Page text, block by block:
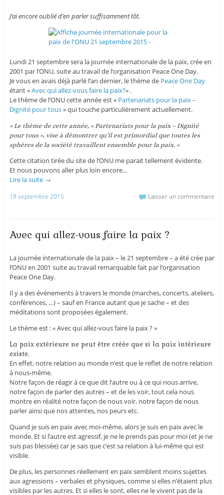
J’ai encore oublié d’en parler suffisamment tôt.
Lundi 21 septembre sera la journée internationale de la paix, crée en
2001 par l’ONU, suite au travail de l’organisation Peace One Day.
Je vous en avais déjà parlé l’an dernier, le thème de Peace One Day
étant «Avec qui allez-vous faire la paix?« .
Le thème de l’ONU cette année est « Partenariats pour la paix –
Dignité pour tous» qui touche particulièrement actuellement.
« Le thème de cette année, « Partenariats pour la paix – Dignité
pour tous », vise à démontrer qu’il est primordial que toutes les
sphères de la société travaillent ensemble pour la paix. »
Cette citation tirée du site de l’ONU me parait tellement évidente.
Et nous pouvons aller plus loin encore…
Lire la suite →
18 septembre 2015 Laisser un commentaire
Avec qui allez-vous faire la paix ?
La journée internationale de la paix – le 21 septembre – a été crée par
l’ONU en 2001 suite au travail remarquable fait par l’organisation
Peace One Day.
Il y a des événements à travers le monde (marches, concerts, ateliers,
conférences, …) – sauf en France autant que je sache – et des
méditations sont proposées également.
Le thème est : « Avec qui allez-vous faire la paix ? »
La paix extérieure ne peut être créée que si la paix intérieure
existe.
En effet, notre relation au monde n’est que le reflet de notre relation
à nous-même.
Notre façon de réagir à ce que dit l’autre ou à ce qui nous arrive,
notre façon de parler des autres – et de les voir, tout cela nous
montre en réalité notre façon de nous voir, notre façon de nous
parler ainsi que nos attentes, nos peurs etc.
Quand je suis en paix avec moi-même, alors je suis en paix avec le
monde. Et si l’autre est agressif, je ne le prends pas pour moi (et je ne
suis pas blessée) car je sais que c’est sa relation à lui-même qui est
visible.
De plus, les personnes réellement en paix semblent moins sujettes
aux agressions – verbales et physiques, comme si elles n’étaient plus
visibles par les autres. Et si elles le sont, elles ne le vivent pas de la